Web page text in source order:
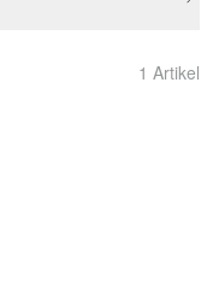
1 Artikel